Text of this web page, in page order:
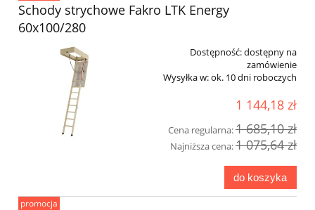
Schody strychowe Fakro LTK Energy
60x100/280
Dostępność:dostępny na
zamówienie
Wysyłka w:ok. 10 dni roboczych
1 144,18 zł
Cena regularna:1 685,10 zł
Najniższa cena:1 075,64 zł
do koszyka
promocja